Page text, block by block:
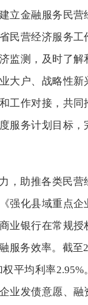
立金融服务民
民营经济服务
监测，及时了
大户、战略性
工作对接，共
服务计划目标
，助推各类民
强化县域重点
业银行在常规
服务效率。截
平均利率
业发债意愿、